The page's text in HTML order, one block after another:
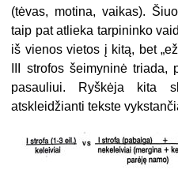
(tėvas, motina, vaikas).
taip pat atlieka tarpininko
iš vienos vietos į kitą, bet
III strofos šeimyninė
pasauliui. Ryškėja kita
atskleidžianti tekste